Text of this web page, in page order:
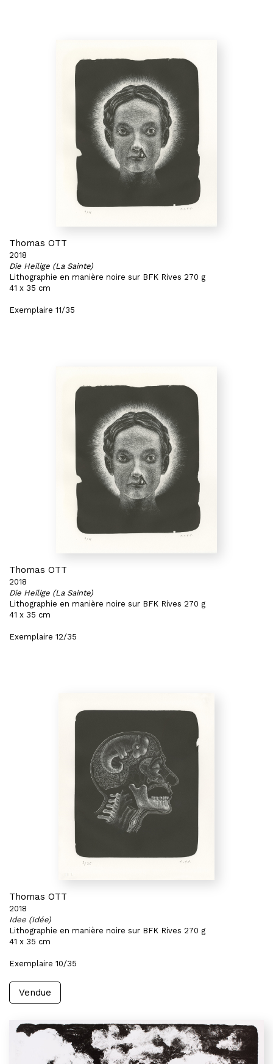
Thomas OTT
2018
Die Heilige (La Sainte)
Lithographie en manière noire sur BFK Rives 270 g
41 x 35 cm
Exemplaire 11/35
Thomas OTT
2018
Die Heilige (La Sainte)
Lithographie en manière noire sur BFK Rives 270 g
41 x 35 cm
Exemplaire 12/35
Thomas OTT
2018
Idee (Idée)
Lithographie en manière noire sur BFK Rives 270 g
41 x 35 cm
Exemplaire 10/35
Vendue